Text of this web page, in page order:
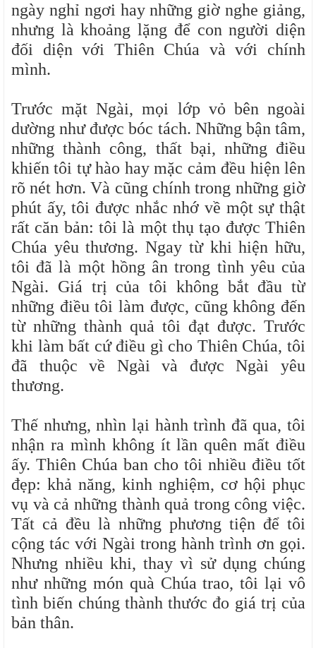
ngày nghỉ ngơi hay những giờ nghe giảng,
nhưng là khoảng lặng để con người diện
đối diện với Thiên Chúa và với chính
mình.
Trước mặt Ngài, mọi lớp vỏ bên ngoài
dường như được bóc tách. Những bận tâm,
những thành công, thất bại, những điều
khiến tôi tự hào hay mặc cảm đều hiện lên
rõ nét hơn. Và cũng chính trong những giờ
phút ấy, tôi được nhắc nhớ về một sự thật
rất căn bản: tôi là một thụ tạo được Thiên
Chúa yêu thương. Ngay từ khi hiện hữu,
tôi đã là một hồng ân trong tình yêu của
Ngài. Giá trị của tôi không bắt đầu từ
những điều tôi làm được, cũng không đến
từ những thành quả tôi đạt được. Trước
khi làm bất cứ điều gì cho Thiên Chúa, tôi
đã thuộc về Ngài và được Ngài yêu
thương.
Thế nhưng, nhìn lại hành trình đã qua, tôi
nhận ra mình không ít lần quên mất điều
ấy. Thiên Chúa ban cho tôi nhiều điều tốt
đẹp: khả năng, kinh nghiệm, cơ hội phục
vụ và cả những thành quả trong công việc.
Tất cả đều là những phương tiện để tôi
cộng tác với Ngài trong hành trình ơn gọi.
Nhưng nhiều khi, thay vì sử dụng chúng
như những món quà Chúa trao, tôi lại vô
tình biến chúng thành thước đo giá trị của
bản thân.